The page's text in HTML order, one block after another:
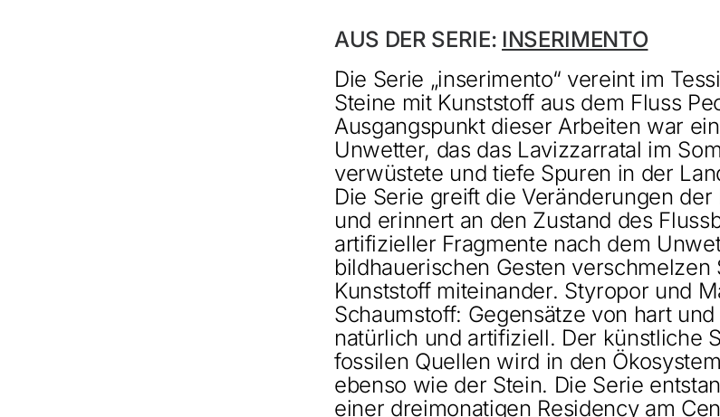
AUS DER SERIE: INSERIMENTO
Die Serie „inserimento“ vereint im
Steine mit Kunststoff aus dem Fluss
Ausgangspunkt dieser Arbeiten war
Unwetter, das das Lavizzarratal im
verwüstete und tiefe Spuren in der
Die Serie greift die Veränderungen der
und erinnert an den Zustand des
artifizieller Fragmente nach dem
bildhauerischen Gesten verschmelzen
Kunststoff miteinander. Styropor und
Schaumstoff: Gegensätze von hart
natürlich und artifiziell. Der künstliche
fossilen Quellen wird in den
ebenso wie der Stein. Die Serie
einer dreimonatigen Residency am